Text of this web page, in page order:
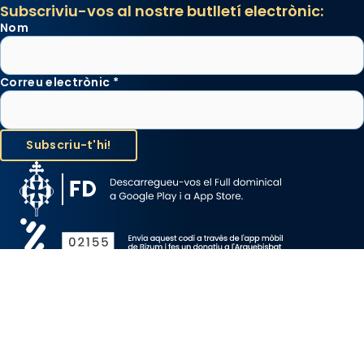
Subscriviu-vos al nostre butlletí electrònic:
Nom
Correu electrònic *